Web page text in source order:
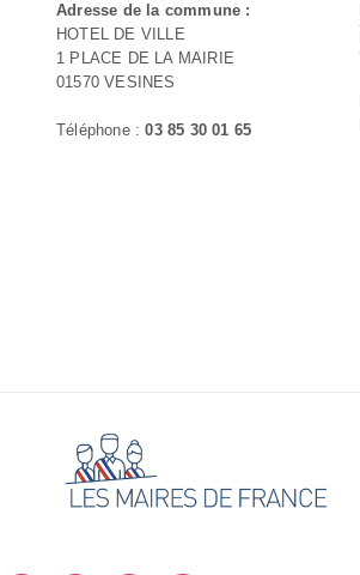
Adresse de la commune :
HOTEL DE VILLE
1 PLACE DE LA MAIRIE
01570 VESINES
Téléphone :03 85 30 01 65